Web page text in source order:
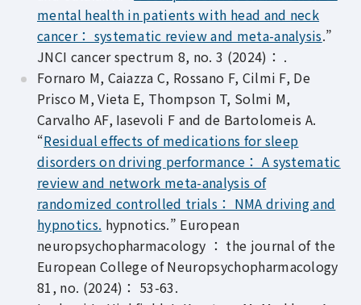
mental health in patients with head and neck
cancer： systematic review and meta-analysis.”
JNCI cancer spectrum 8, no. 3 (2024)： .
Fornaro M, Caiazza C, Rossano F, Cilmi F, De
Prisco M, Vieta E, Thompson T, Solmi M,
Carvalho AF, Iasevoli F and de Bartolomeis A.
“Residual effects of medications for sleep
disorders on driving performance： A systematic
review and network meta-analysis of
randomized controlled trials： NMA driving and
hypnotics. hypnotics.” European
neuropsychopharmacology ： the journal of the
European College of Neuropsychopharmacology
81, no. (2024)： 53-63.